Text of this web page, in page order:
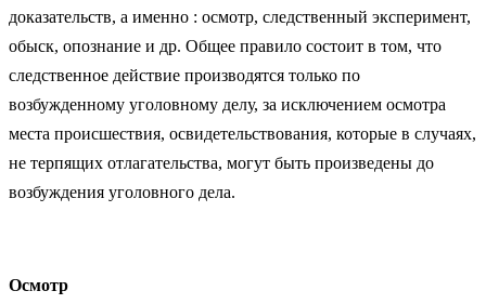
доказательств, а именно : осмотр, следственный эксперимент,
обыск, опознание и др. Общее правило состоит в том, что
следственное действие производятся только по
возбужденному уголовному делу, за исключением осмотра
места происшествия, освидетельствования, которые в случаях,
не терпящих отлагательства, могут быть произведены до
возбуждения уголовного дела.
Осмотр